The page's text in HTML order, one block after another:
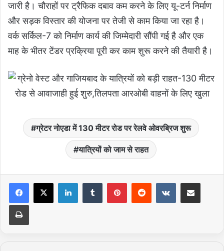
जारी है। चौराहों पर ट्रैफिक दबाव कम करने के लिए यू-टर्न निर्माण
और सड़क विस्तार की योजना पर तेजी से काम किया जा रहा है।
वर्क सर्किल-7 को निर्माण कार्य की जिम्मेदारी सौंपी गई है और एक
माह के भीतर टेंडर प्रक्रिया पूरी कर काम शुरू करने की तैयारी है।
ग्रेटर नोएडा में 130 मीटर रोड पर रेलवे ओवरब्रिज शुरू
यात्रियों को जाम से राहत